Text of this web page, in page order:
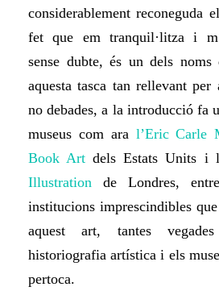
considerablement reconeguda
fet que em tranquil·litza i
sense dubte, és un dels
aquesta tasca tan rellevant
no debades, a la introducció fa
museus com aral’Eric Carle
Book Art dels Estats Units i
Illustration de Londres,
institucions imprescindibles
aquest art, tantes
historiografia artística i els
pertoca.